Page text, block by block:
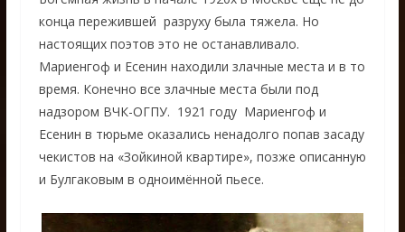
конца пережившей разруху была тяжела. Но
настоящих поэтов это не останавливало.
Мариенгоф и Есенин находили злачные места и в то
время. Конечно все злачные места были под
надзором ВЧК-ОГПУ. 1921 году Мариенгоф и
Есенин в тюрьме оказались ненадолго попав засаду
чекистов на «Зойкиной квартире», позже описанную
и Булгаковым в одноимённой пьесе.